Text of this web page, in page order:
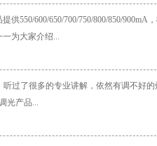
550/600/650/700/750/800/850/900mA
为大家介绍...
过了很多的专业讲解，依然有调不好
光产品...